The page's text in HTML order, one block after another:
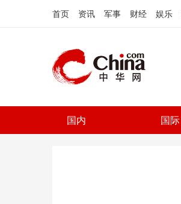
首页 资讯 军事 财经 娱乐
国内 国际